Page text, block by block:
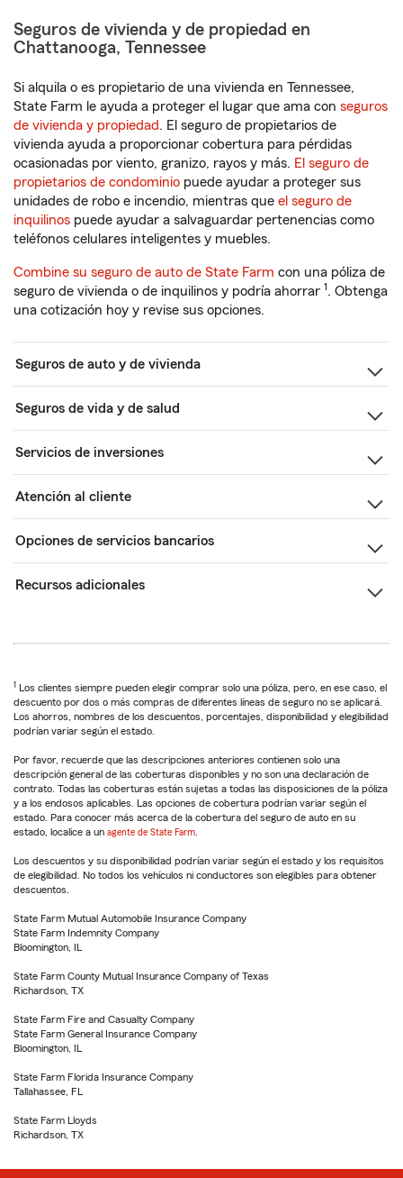
Seguros de vivienda y de propiedad en
Chattanooga, Tennessee
Si alquila o es propietario de una vivienda en Tennessee,
State Farm le ayuda a proteger el lugar que ama con seguros
de vivienda y propiedad. El seguro de propietarios de
vivienda ayuda a proporcionar cobertura para pérdidas
ocasionadas por viento, granizo, rayos y más. El seguro de
propietarios de condominio puede ayudar a proteger sus
unidades de robo e incendio, mientras que el seguro de
inquilinos puede ayudar a salvaguardar pertenencias como
teléfonos celulares inteligentes y muebles.
Combine su seguro de auto de State Farm con una póliza de
seguro de vivienda o de inquilinos y podría ahorrar 1. Obtenga
una cotización hoy y revise sus opciones.
Seguros de auto y de vivienda
Seguros de vida y de salud
Servicios de inversiones
Atención al cliente
Opciones de servicios bancarios
Recursos adicionales
1 Los clientes siempre pueden elegir comprar solo una póliza, pero, en ese caso, el
descuento por dos o más compras de diferentes líneas de seguro no se aplicará.
Los ahorros, nombres de los descuentos, porcentajes, disponibilidad y elegibilidad
podrían variar según el estado.
Por favor, recuerde que las descripciones anteriores contienen solo una
descripción general de las coberturas disponibles y no son una declaración de
contrato. Todas las coberturas están sujetas a todas las disposiciones de la póliza
y a los endosos aplicables. Las opciones de cobertura podrían variar según el
estado. Para conocer más acerca de la cobertura del seguro de auto en su
estado, localice a un agente de State Farm
Los descuentos y su disponibilidad podrían variar según el estado y los requisitos
de elegibilidad. No todos los vehículos ni conductores son elegibles para obtener
descuentos.
State Farm Mutual Automobile Insurance Company
State Farm Indemnity Company
Bloomington, IL
State Farm County Mutual Insurance Company of Texas
Richardson, TX
State Farm Fire and Casualty Company
State Farm General Insurance Company
Bloomington, IL
State Farm Florida Insurance Company
Tallahassee, FL
State Farm Lloyds
Richardson, TX